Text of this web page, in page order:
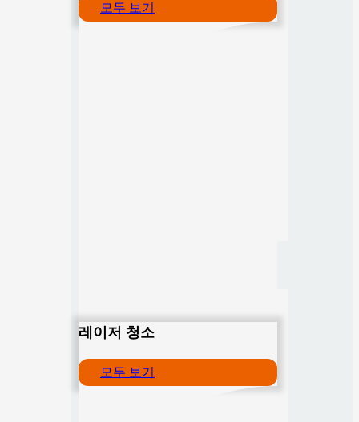
모두 보기
레이저 청소
모두 보기